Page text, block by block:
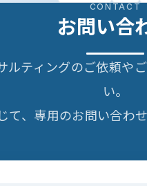
CONTACT
お問い合
ルティングのご依頼や
い。
て、専用のお問い合わ